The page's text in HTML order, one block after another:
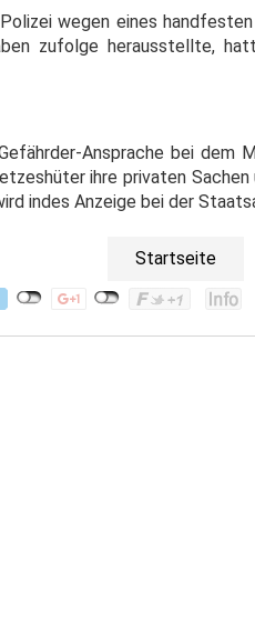
wegen eines
zufolge herausstellte,
Ansprache bei dem
ihre privaten
indes Anzeige bei der
Startseite